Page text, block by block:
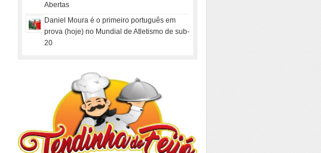
Abertas
Daniel Moura é o primeiro português em
prova (hoje) no Mundial de Atletismo de sub-
20